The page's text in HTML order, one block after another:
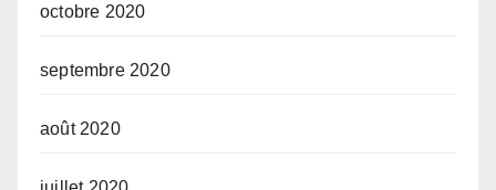
octobre 2020
septembre 2020
août 2020